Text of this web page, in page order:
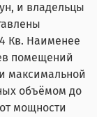
и владельцы
Кв. Наименее
помещений
максимальной
объёмом до
мощности